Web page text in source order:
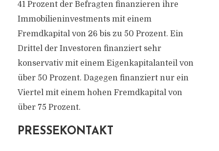
41 Prozent der Befragten finanzieren ihre
Immobilieninvestments mit einem
Fremdkapital von 26 bis zu 50 Prozent. Ein
Drittel der Investoren finanziert sehr
konservativ mit einem Eigenkapitalanteil von
über 50 Prozent. Dagegen finanziert nur ein
Viertel mit einem hohen Fremdkapital von
über 75 Prozent.
PRESSEKONTAKT